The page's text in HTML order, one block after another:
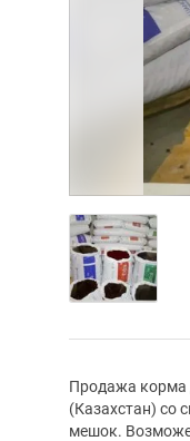
Продажа корма
(Казахстан) со
мешок.